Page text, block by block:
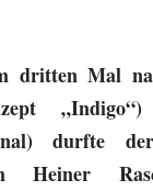
dritten Mal
durfte
Heiner